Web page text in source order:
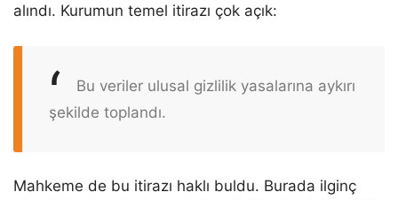
alındı. Kurumun temel itirazı çok açık:
Bu veriler ulusal gizlilik yasalarına aykırı
şekilde toplandı.
Mahkeme de bu itirazı haklı buldu. Burada ilginç